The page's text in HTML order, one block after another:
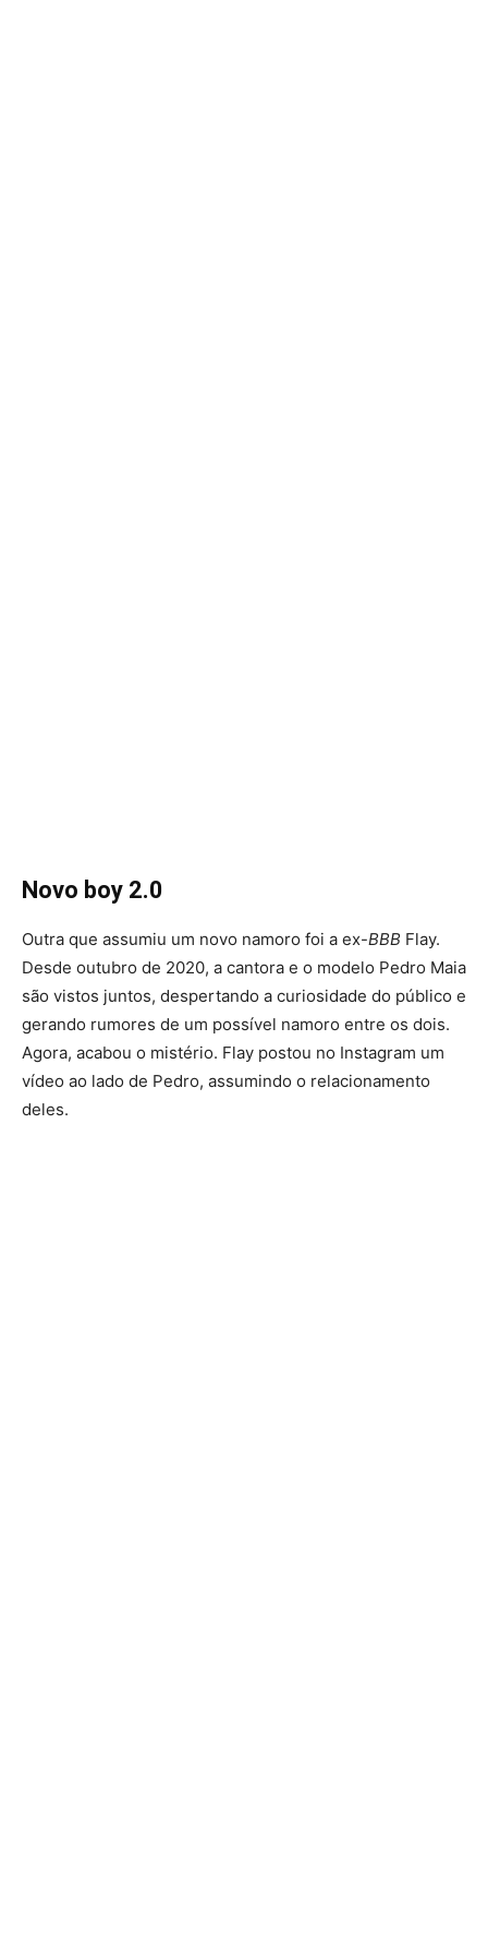
Novo boy 2.0
Outra que assumiu um novo namoro foi a ex-BBB Flay.
Desde outubro de 2020, a cantora e o modelo Pedro Maia
são vistos juntos, despertando a curiosidade do público e
gerando rumores de um possível namoro entre os dois.
Agora, acabou o mistério. Flay postou no Instagram um
vídeo ao lado de Pedro, assumindo o relacionamento
deles.